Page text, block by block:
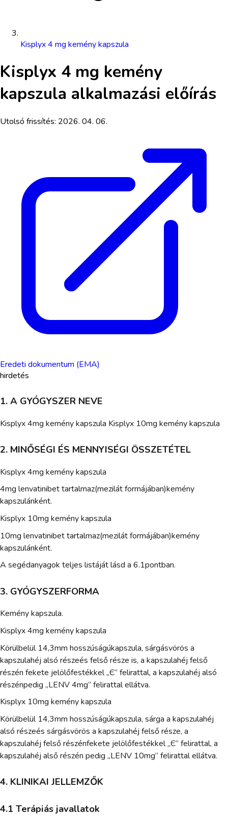
Kisplyx 4 mg kemény kapszula
Kisplyx 4 mg kemény
kapszula alkalmazási előírás
Utolsó frissítés: 2026. 04. 06.
Eredeti dokumentum (EMA)
hirdetés
1. A GYÓGYSZER NEVE
Kisplyx 4mg kemény kapszula Kisplyx 10mg kemény kapszula
2. MINŐSÉGI ÉS MENNYISÉGI ÖSSZETÉTEL
Kisplyx 4mg kemény kapszula
4mg lenvatinibet tartalmaz(mezilát formájában)kemény
kapszulánként.
Kisplyx 10mg kemény kapszula
10mg lenvatinibet tartalmaz(mezilát formájában)kemény
kapszulánként.
A segédanyagok teljes listáját lásd a 6.1pontban.
3. GYÓGYSZERFORMA
Kemény kapszula.
Kisplyx 4mg kemény kapszula
Körülbelül 14,3mm hosszúságúkapszula, sárgásvörös a
kapszulahéj alsó részeés felső része is, a kapszulahéj felső
részén fekete jelölőfestékkel „Є” felirattal, a kapszulahéj alsó
részénpedig „LENV 4mg” felirattal ellátva.
Kisplyx 10mg kemény kapszula
Körülbelül 14,3mm hosszúságúkapszula, sárga a kapszulahéj
alsó részeés sárgásvörös a kapszulahéj felső része, a
kapszulahéj felső részénfekete jelölőfestékkel „Є” felirattal, a
kapszulahéj alső részén pedig „LENV 10mg” felirattal ellátva.
4. KLINIKAI JELLEMZŐK
4.1 Terápiás javallatok